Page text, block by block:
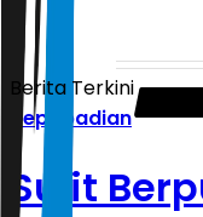
Berita Terkini
Kepribadian
Sulit